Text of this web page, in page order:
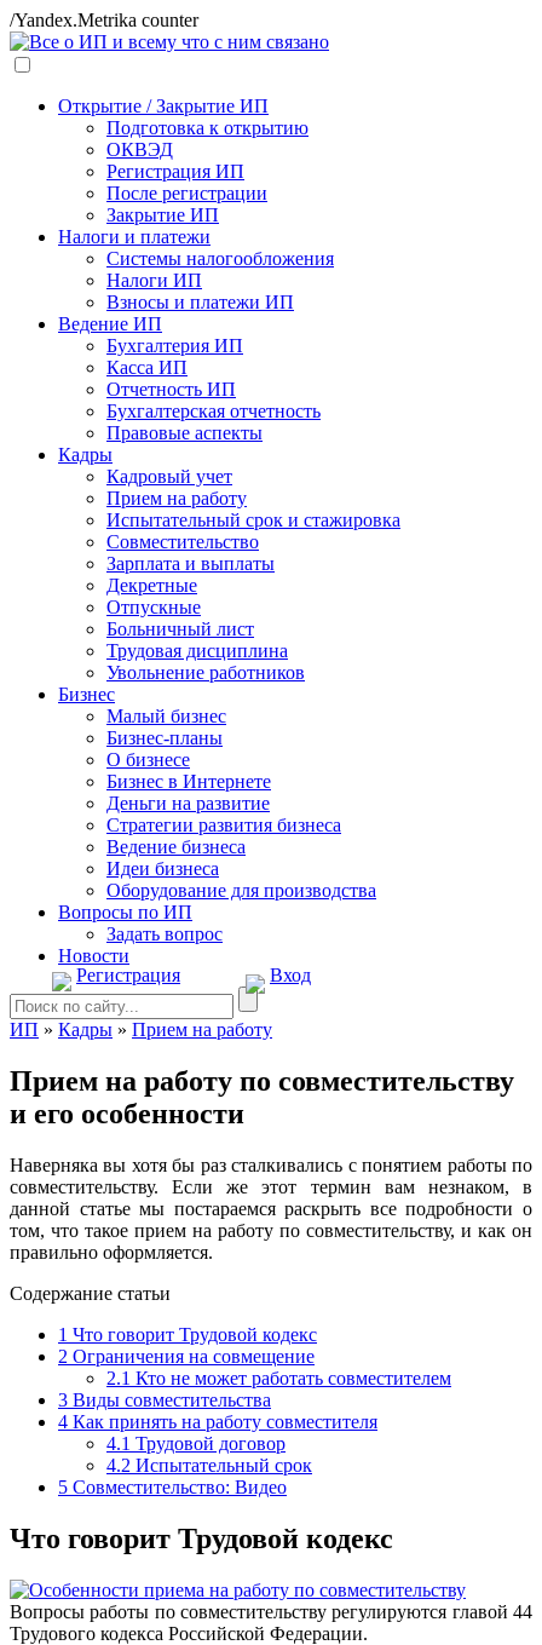
/Yandex.Metrika counter
Открытие / Закрытие ИП
Подготовка к открытию
ОКВЭД
Регистрация ИП
После регистрации
Закрытие ИП
Налоги и платежи
Системы налогообложения
Налоги ИП
Взносы и платежи ИП
Ведение ИП
Бухгалтерия ИП
Касса ИП
Отчетность ИП
Бухгалтерская отчетность
Правовые аспекты
Кадры
Кадровый учет
Прием на работу
Испытательный срок и стажировка
Совместительство
Зарплата и выплаты
Декретные
Отпускные
Больничный лист
Трудовая дисциплина
Увольнение работников
Бизнес
Малый бизнес
Бизнес-планы
О бизнесе
Бизнес в Интернете
Деньги на развитие
Стратегии развития бизнеса
Ведение бизнеса
Идеи бизнеса
Оборудование для производства
Вопросы по ИП
Задать вопрос
Новости
Регистрация
Вход
ИП » Кадры » Прием на работу
Прием на работу по совместительству
и его особенности
Наверняка вы хотя бы раз сталкивались с понятием работы по
совместительству. Если же этот термин вам незнаком, в
данной статье мы постараемся раскрыть все подробности о
том, что такое прием на работу по совместительству, и как он
правильно оформляется.
Содержание статьи
1 Что говорит Трудовой кодекс
2 Ограничения на совмещение
2.1 Кто не может работать совместителем
3 Виды совместительства
4 Как принять на работу совместителя
4.1 Трудовой договор
4.2 Испытательный срок
5 Совместительство: Видео
Что говорит Трудовой кодекс
Вопросы работы по совместительству регулируются главой 44
Трудового кодекса Российской Федерации.